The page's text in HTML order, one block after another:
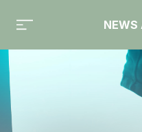
NEWS
Toute l'actualité sur le tag